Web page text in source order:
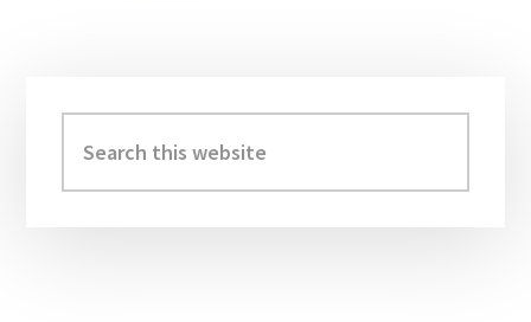
Sidebar
this
website